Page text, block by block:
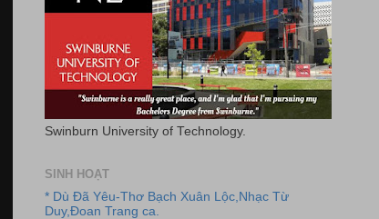
Swinburn University of Technology.
SINH HOẠT
* Dù Đã Yêu-Thơ Bạch Xuân Lộc,Nhạc Từ
Duy,Đoan Trang ca.